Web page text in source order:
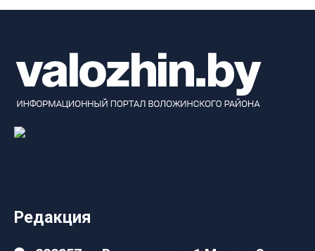
Редакция